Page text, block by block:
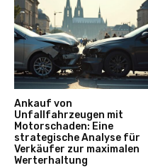
Ankauf von
Unfallfahrzeugen mit
Motorschaden: Eine
strategische Analyse für
Verkäufer zur maximalen
Werterhaltung